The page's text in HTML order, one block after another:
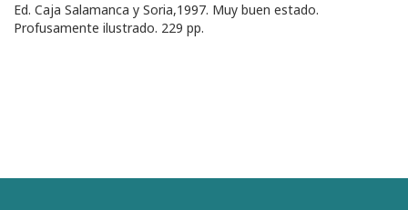
Ed. Caja Salamanca y Soria,1997. Muy buen estado.
Profusamente ilustrado. 229 pp.